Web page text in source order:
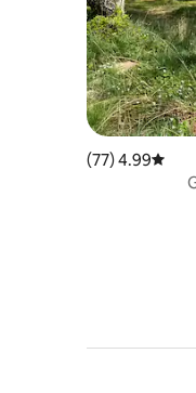
דירוג ממוצע של 4.99 מתוך 5, 77 ביקורות
4.99 (77)